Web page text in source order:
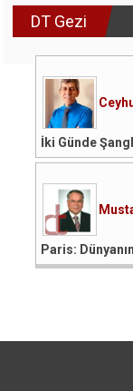
DT Gezi
İki Günde
Paris: